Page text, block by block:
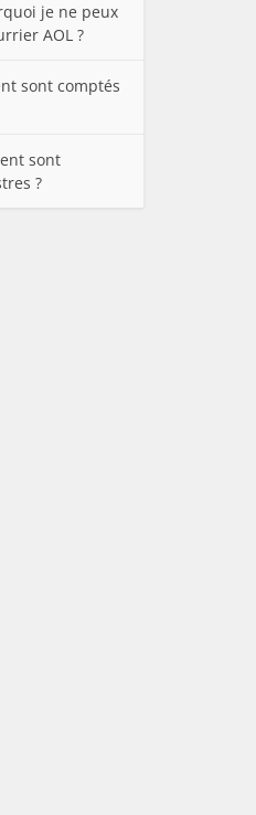
je ne peux
AOL ?
sont comptés
sont
?